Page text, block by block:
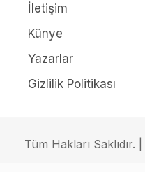
İletişim
Künye
Yazarlar
Gizlilik Politikası
Tüm Hakları Saklıdır. |